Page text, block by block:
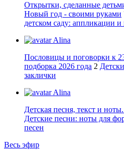
Открытки, сделанные
Новый год - своими руками
детском саду: аппликации
Alina
Пословицы и поговорки к
подборка 2026 года 2
заклички
Alina
Детская песня, текст и
Детские песни: ноты для
песен
Весь эфир